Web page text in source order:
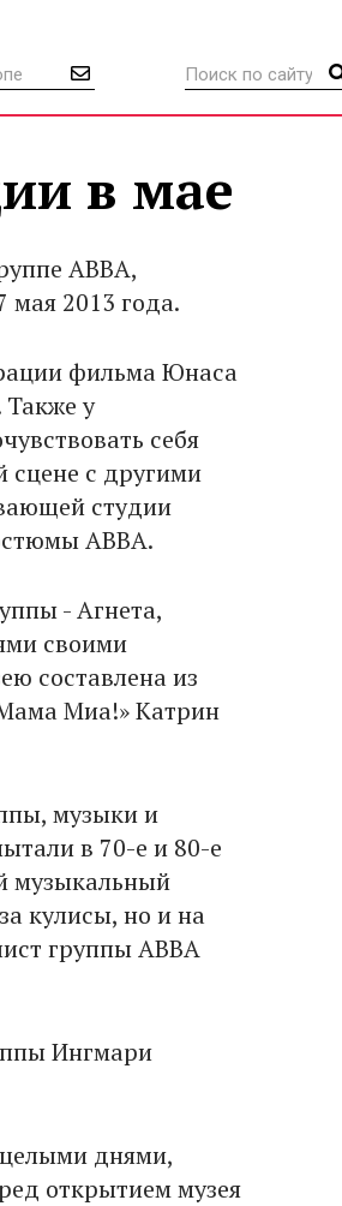
в мае
ABBA,
мая 2013 года.
фильма Юнаса
Также у
себя
сцене с другими
студии
ABBA.
- Агнета,
своими
составлена из
Миа!» Катрин
музыки и
в 70-е и 80-е
музыкальный
кулисы, но и на
группы ABBA
Ингмари
днями,
открытием музея